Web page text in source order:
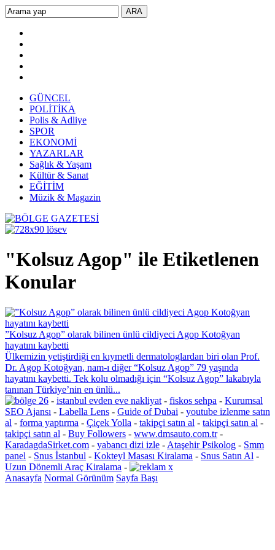
GÜNCEL
POLİTİKA
Polis & Adliye
SPOR
EKONOMİ
YAZARLAR
Sağlık & Yaşam
Kültür & Sanat
EĞİTİM
Müzik & Magazin
"Kolsuz Agop" ile Etiketlenen
Konular
”Kolsuz Agop” olarak bilinen ünlü cildiyeci Agop Kotoğyan
hayatını kaybetti
Ülkemizin yetiştirdiği en kıymetli dermatologlardan biri olan Prof.
Dr. Agop Kotoğyan, nam-ı diğer “Kolsuz Agop” 79 yaşında
hayatını kaybetti. Tek kolu olmadığı için “Kolsuz Agop” lakabıyla
tanınan Türkiye’nin en ünlü...
- istanbul evden eve nakliyat - fiskos sehpa - Kurumsal
SEO Ajansı - Labella Lens - Guide of Dubai - youtube izlenme satın
al - forma yaptırma - Çiçek Yolla - takipçi satın al - takipçi satın al -
takipçi satın al - Buy Followers - www.dmsauto.com.tr-
KaradagdaSirket.com - yabancı dizi izle - Ataşehir Psikolog - Smm
panel - Snus İstanbul - Kokteyl Masası Kiralama - Snus Satın Al -
Uzun Dönemli Araç Kiralama -
Anasayfa Normal Görünüm Sayfa Başı